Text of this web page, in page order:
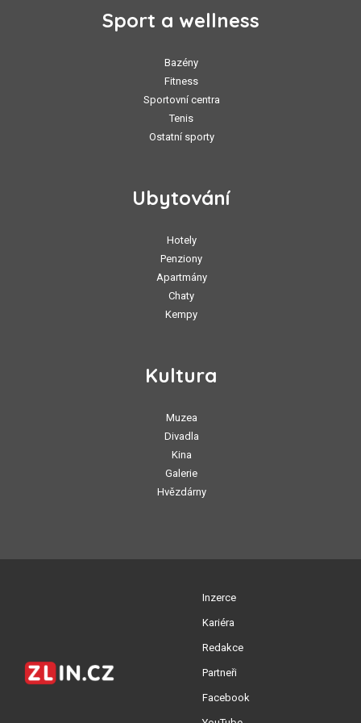
Sport a wellness
Bazény
Fitness
Sportovní centra
Tenis
Ostatní sporty
Ubytování
Hotely
Penziony
Apartmány
Chaty
Kempy
Kultura
Muzea
Divadla
Kina
Galerie
Hvězdárny
Inzerce
Kariéra
Redakce
Partneři
Facebook